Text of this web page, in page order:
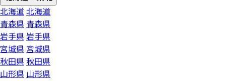
北海道 北海道
青森県 青森県
岩手県 岩手県
宮城県 宮城県
秋田県 秋田県
山形県 山形県